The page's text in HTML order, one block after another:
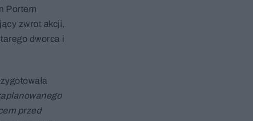
Portem
zwrot akcji,
dworca i
przed